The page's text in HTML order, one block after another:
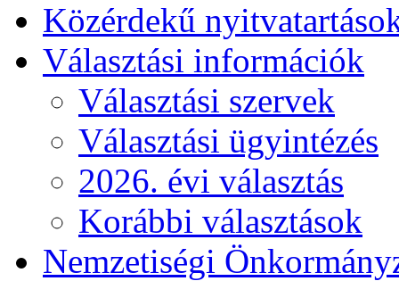
Közérdekű
Választási információk
Választási szervek
Választási ügyintézés
2026. évi választás
Korábbi választások
Nemzetiségi